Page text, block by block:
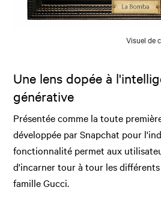
Visuel de
Une lens dopée à
générative
Présentée comme la toute
développée par Snapchat pour
fonctionnalité permet aux
d'incarner tour à tour les différents
famille Gucci.